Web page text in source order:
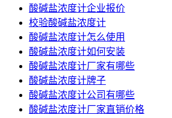
酸碱盐浓度计企业报价
校验酸碱盐浓度计
酸碱盐浓度计怎么使用
酸碱盐浓度计如何安装
酸碱盐浓度计厂家有哪些
酸碱盐浓度计牌子
酸碱盐浓度计公司有哪些
酸碱盐浓度计厂家直销价格